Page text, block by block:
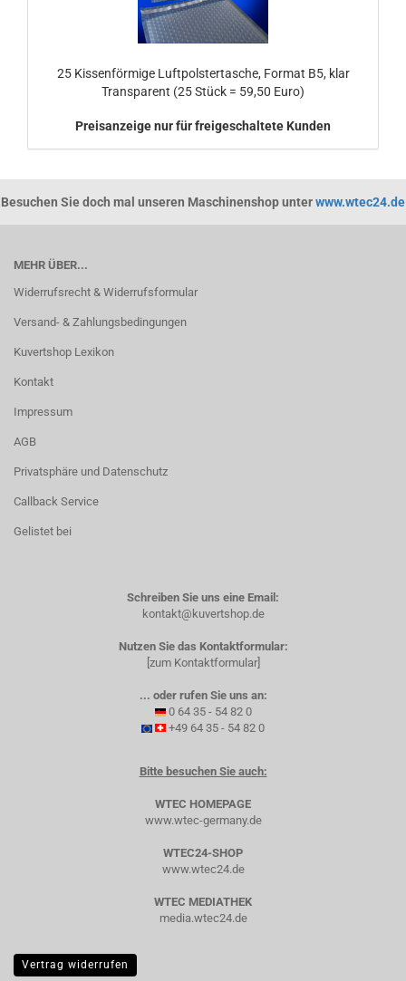
25 Kissenförmige Luftpolstertasche, Format B5, klar
Transparent (25 Stück = 59,50 Euro)
Preisanzeige nur für freigeschaltete Kunden
Besuchen Sie doch mal unseren Maschinenshop unterwww.wtec24.de
MEHR ÜBER...
Widerrufsrecht & Widerrufsformular
Versand- & Zahlungsbedingungen
Kuvertshop Lexikon
Kontakt
Impressum
AGB
Privatsphäre und Datenschutz
Callback Service
Gelistet bei
Schreiben Sie uns eine Email:
kontakt@kuvertshop.de
Nutzen Sie das Kontaktformular:
[zum Kontaktformular]
... oder rufen Sie uns an:
0 64 35 - 54 82 0
+49 64 35 - 54 82 0
Bitte besuchen Sie auch:
WTEC HOMEPAGE
www.wtec-germany.de
WTEC24-SHOP
www.wtec24.de
WTEC MEDIATHEK
media.wtec24.de
Vertrag widerrufen